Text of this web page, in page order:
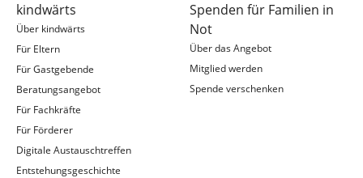
kindwärts
Über kindwärts
Für Eltern
Für Gastgebende
Beratungsangebot
Für Fachkräfte
Für Förderer
Digitale Austauschtreffen
Entstehungsgeschichte
Spenden für Familien in
Not
Über das Angebot
Mitglied werden
Spende verschenken